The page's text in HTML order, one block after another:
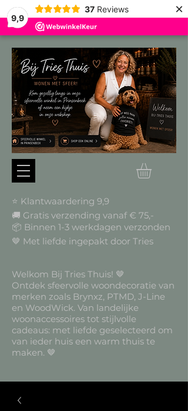
9,9
37 Reviews ×
⭐ Klantwaardering 9,9
🚚 Gratis verzending vanaf € 75,-
📦 Binnen 1-3 werkdagen verzonden
🤎 Met liefde ingepakt door Tries
Welkom Bij Tries Thuis! 🤎
Ontdek sfeervolle woondecoratie van
merken zoals Brynxz, PTMD, J-Line
en WoodWick. Van landelijke
woonaccessoires tot stijlvolle
cadeaus: met liefde geselecteerd om
van ieder huis een warm thuis te
maken. 🤎